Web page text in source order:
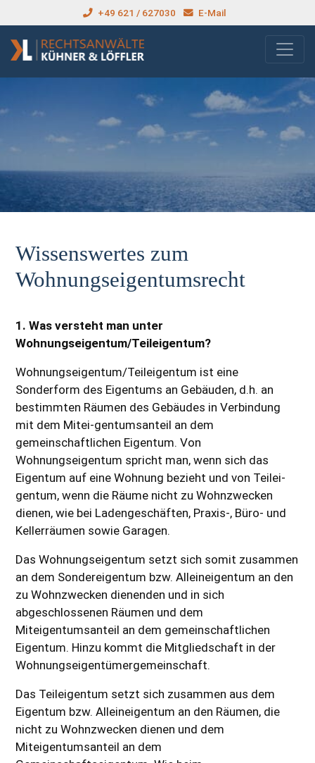
+49 621 / 627030 E-Mail
Wissenswertes zum
Wohnungseigentumsrecht
1. Was versteht man unter
Wohnungseigentum/Teileigentum?
Wohnungseigentum/Teileigentum ist eine
Sonderform des Eigentums an Gebäuden, d.h. an
bestimmten Räumen des Gebäudes in Verbindung
mit dem Mitei-gentumsanteil an dem
gemeinschaftlichen Eigentum. Von
Wohnungseigentum spricht man, wenn sich das
Eigentum auf eine Wohnung bezieht und von Teilei-
gentum, wenn die Räume nicht zu Wohnzwecken
dienen, wie bei Ladengeschäften, Praxis-, Büro- und
Kellerräumen sowie Garagen.
Das Wohnungseigentum setzt sich somit zusammen
an dem Sondereigentum bzw. Alleineigentum an den
zu Wohnzwecken dienenden und in sich
abgeschlossenen Räumen und dem
Miteigentumsanteil an dem gemeinschaftlichen
Eigentum. Hinzu kommt die Mitgliedschaft in der
Wohnungseigentümergemeinschaft.
Das Teileigentum setzt sich zusammen aus dem
Eigentum bzw. Alleineigentum an den Räumen, die
nicht zu Wohnzwecken dienen und dem
Miteigentumsanteil an dem